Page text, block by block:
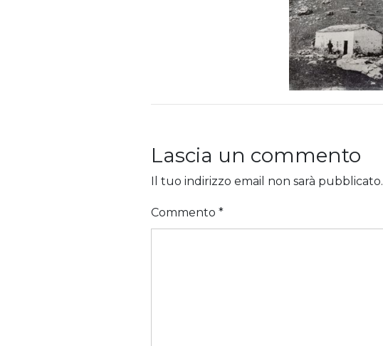
Lascia un commento
Il tuo indirizzo email non sarà pubblicato.
Commento *